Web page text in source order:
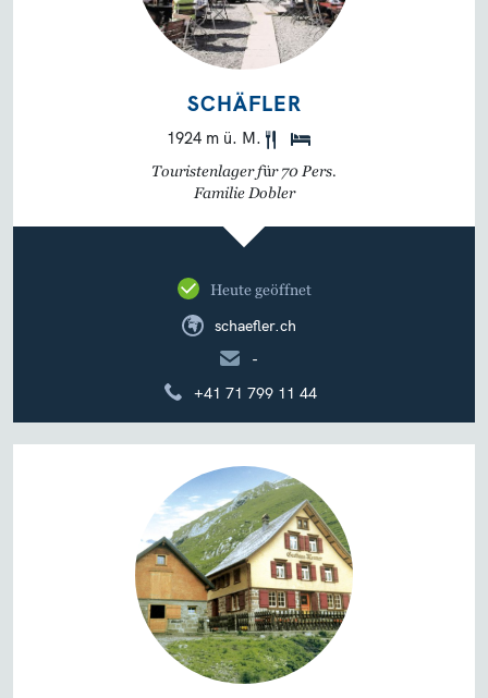
SCHÄFLER
1924 m ü. M.
Touristenlager für 70 Pers.
Familie Dobler
Heute geöffnet
schaefler.ch
-
+41 71 799 11 44